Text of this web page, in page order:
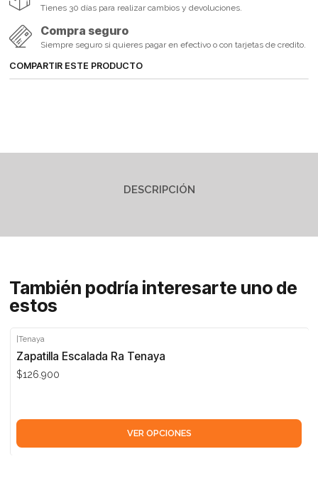
Tienes 30 días para realizar cambios y devoluciones.
Compra seguro
Siempre seguro si quieres pagar en efectivo o con tarjetas de credito.
COMPARTIR ESTE PRODUCTO
DESCRIPCIÓN
También podría interesarte uno de
estos
|Tenaya
Zapatilla Escalada Ra Tenaya
$126.900
VER OPCIONES